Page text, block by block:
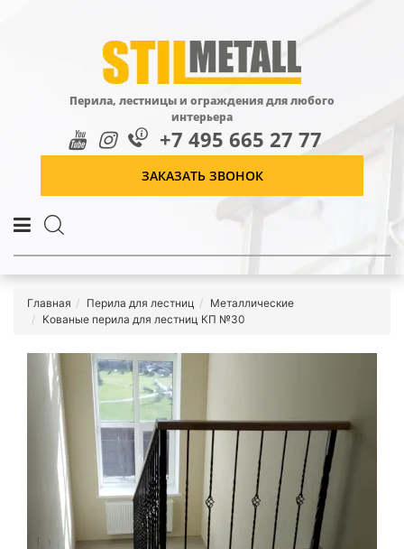
Перила, лестницы и ограждения для любого
интерьера
+7 495 665 27 77
ЗАКАЗАТЬ ЗВОНОК
Главная Перила для лестниц
Металлические
Кованые перила для лестниц КП №30